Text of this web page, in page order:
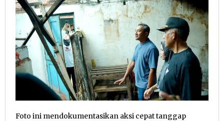
Foto ini mendokumentasikan aksi cepat tanggap